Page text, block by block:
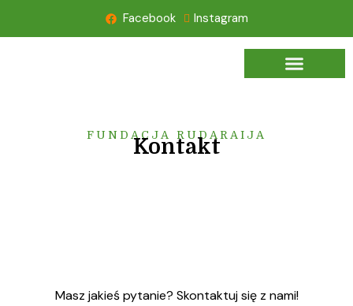
Facebook Instagram
FUNDACJA RUDARAIJA
Kontakt
Masz jakieś pytanie? Skontaktuj się z nami!